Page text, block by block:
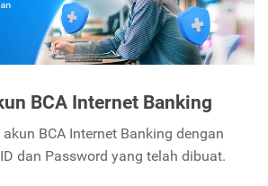
BCA Internet Banking
BCA Internet Banking dengan
dan Password yang telah dibuat.